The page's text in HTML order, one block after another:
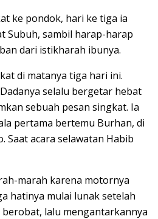
ke pondok, hari ke tiga ia
Subuh, sambil harap-harap
dari istikharah ibunya.
di matanya tiga hari ini.
selalu bergetar hebat
sebuah pesan singkat. Ia
pertama bertemu Burhan, di
Saat acara selawatan Habib
marah karena motornya
hatinya mulai lunak setelah
lalu mengantarkannya